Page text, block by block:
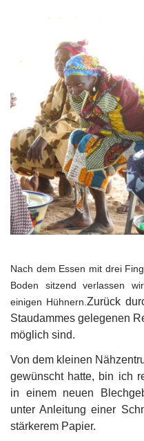
Nach dem Essen mit drei
Boden sitzend verlassen
einigen Hühnern.Zurück
Staudammes gelegenen
möglich sind.
Von dem kleinen
gewünscht hatte, bin ich
in einem neuen
unter Anleitung einer
stärkerem Papier.